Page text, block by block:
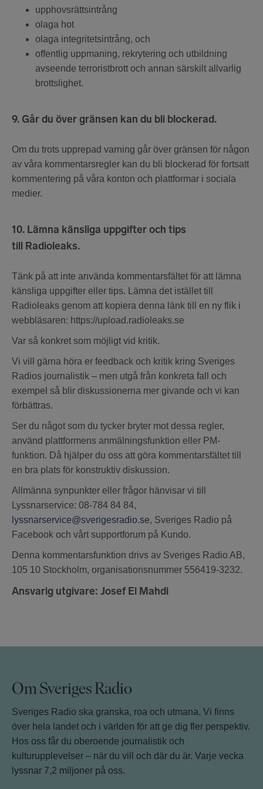
upphovsrättsintrång
olaga hot
olaga integritetsintrång, och
offentlig uppmaning, rekrytering och utbildning
avseende terroristbrott och annan särskilt allvarlig
brottslighet.
9. Går du över gränsen kan du bli blockerad.
Om du trots upprepad varning går över gränsen för någon
av våra kommentarsregler kan du bli blockerad för fortsatt
kommentering på våra konton och plattformar i sociala
medier.
10. Lämna känsliga uppgifter och tips
till Radioleaks.
Tänk på att inte använda kommentarsfältet för att lämna
känsliga uppgifter eller tips. Lämna det istället till
Radioleaks genom att kopiera denna länk till en ny flik i
webbläsaren: https://upload.radioleaks.se
Var så konkret som möjligt vid kritik.
Vi vill gärna höra er feedback och kritik kring Sveriges
Radios journalistik – men utgå från konkreta fall och
exempel så blir diskussionerna mer givande och vi kan
förbättras.
Ser du något som du tycker bryter mot dessa regler,
använd plattformens anmälningsfunktion eller PM-
funktion. Då hjälper du oss att göra kommentarsfältet till
en bra plats för konstruktiv diskussion.
Allmänna synpunkter eller frågor hänvisar vi till
Lyssnarservice: 08-784 84 84,
lyssnarservice@sverigesradio.se, Sveriges Radio på
Facebook och vårt supportforum på Kundo.
Denna kommentarsfunktion drivs av Sveriges Radio AB,
105 10 Stockholm, organisationsnummer 556419-3232.
Ansvarig utgivare: Josef El Mahdi
Om Sveriges Radio
Sveriges Radio ska granska, roa och utmana. Vi finns
över hela landet och i världen för att ge dig fler perspektiv.
Hos oss får du oberoende journalistik och
kulturupplevelser – när du vill och där du är. Varje vecka
lyssnar 7,2 miljoner på oss.